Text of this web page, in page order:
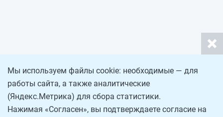
Мы используем файлы cookie: необходимые — для
работы сайта, а также аналитические
(Яндекс.Метрика) для сбора статистики.
Нажимая «Согласен», вы подтверждаете согласие на